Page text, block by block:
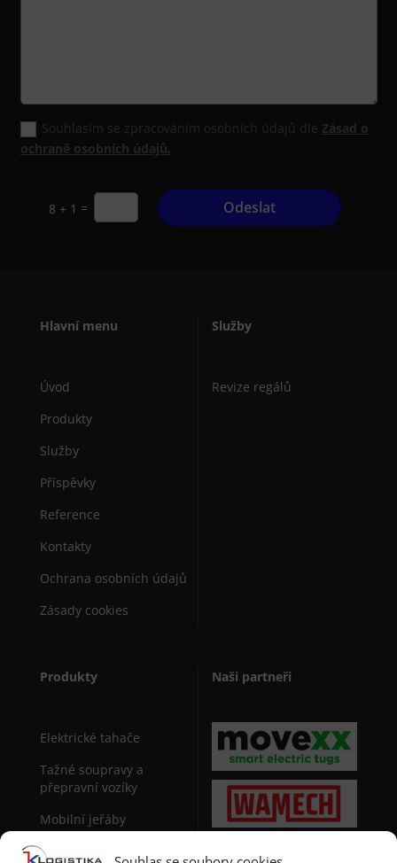
Souhlasím se zpracováním osobních údajů dle Zásad o
ochraně osobních údajů.
8 + 1 = Odeslat
Hlavní menu
Úvod
Produkty
Služby
Příspěvky
Reference
Kontakty
Ochrana osobních údajů
Zásady cookies
Služby
Revize regálů
Produkty
Elektrické tahače
Tažné soupravy a
přepravní vozíky
Mobilní jeřáby
Sudová manipulační
Naši partneři